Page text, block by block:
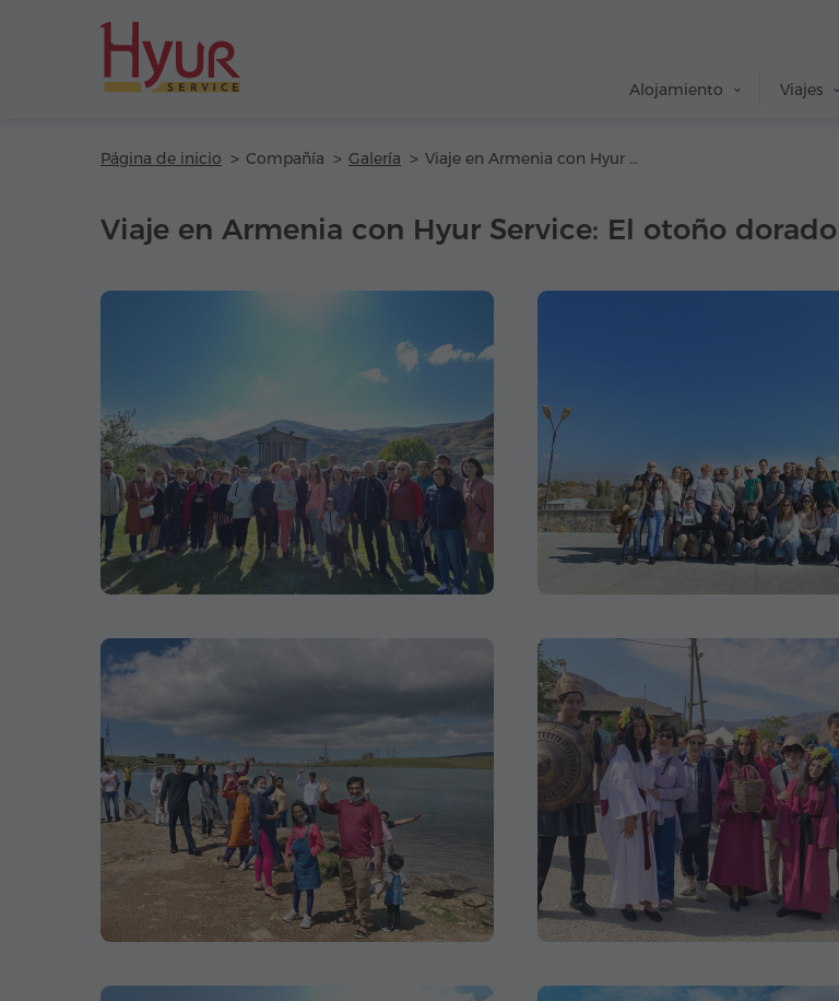
Alojamiento Viajes
Página de inicio Compañía Galería Viaje en Armenia con Hyur Service: El otoño dorado de Armenia, 2021
Viaje en Armenia con Hyur Service: El otoño